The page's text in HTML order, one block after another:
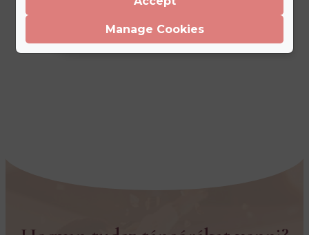
Manage Cookies